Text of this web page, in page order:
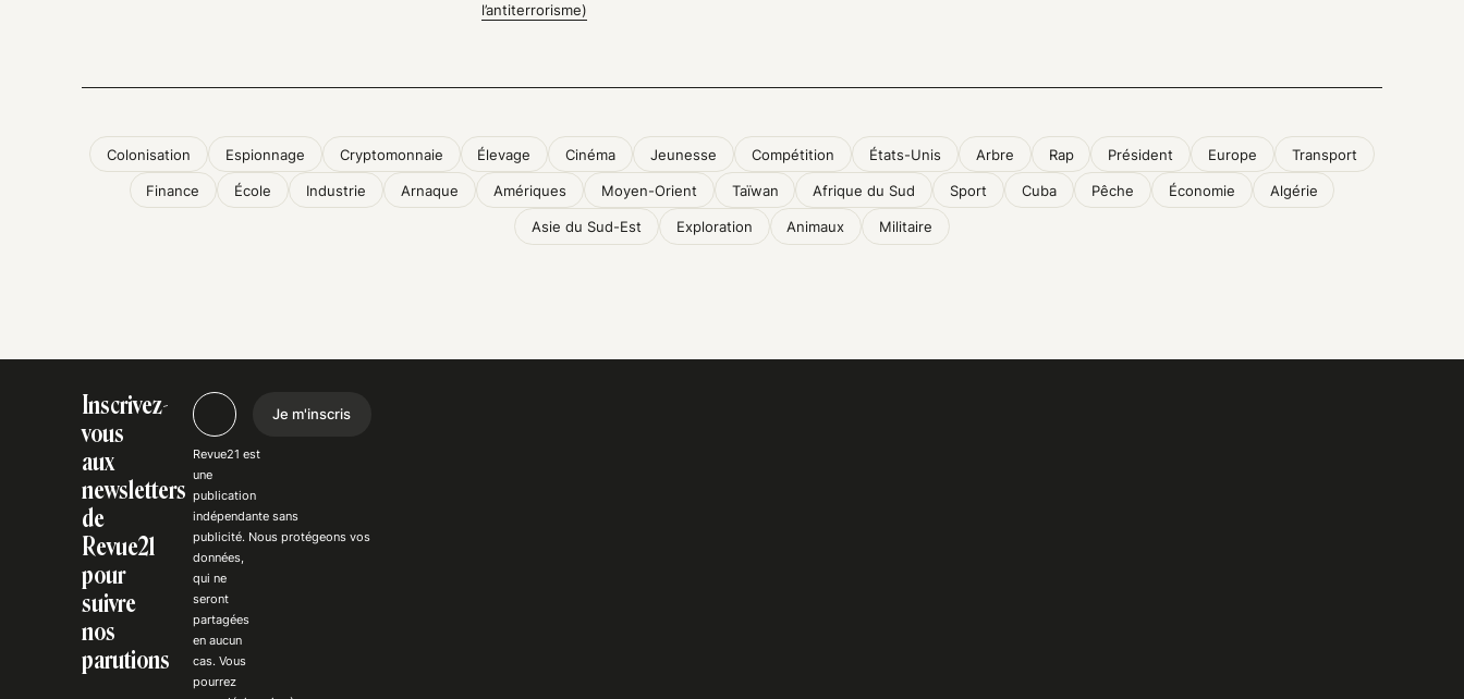
l’antiterrorisme)
Colonisation Espionnage Cryptomonnaie Élevage Cinéma Jeunesse Compétition États-Unis Arbre Rap Président Europe Transport
Finance École Industrie Arnaque Amériques Moyen-Orient Taïwan Afrique du Sud Sport Cuba Pêche Économie Algérie
Asie du Sud-Est Exploration Animaux Militaire
Inscrivez-
vous
aux
newsletters
de
Revue21
pour
suivre
nos
parutions
Je m'inscris
Revue21 est
une
publication
indépendantesans
publicité. Nousprotégeons vos
données,
qui ne
seront
partagées
en aucun
cas. Vous
pourrez